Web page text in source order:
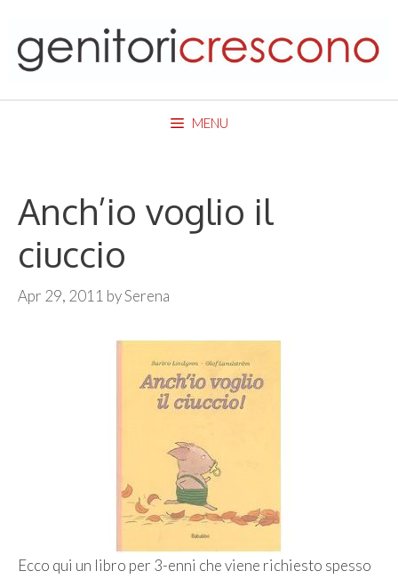
content
MENU
Anch’io voglio il
ciuccio
Apr 29, 2011 bySerena
Ecco qui un libro per 3-enni che viene richiesto spesso